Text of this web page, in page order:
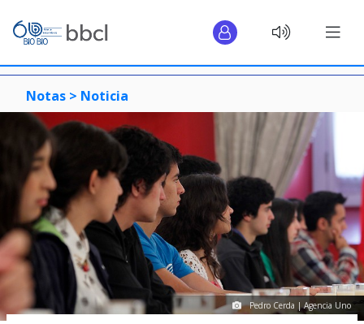
Notas > Noticia
Pedro Cerda | Agencia Uno